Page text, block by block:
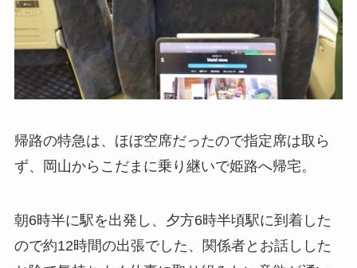
帰路の特急は、ほぼ空席だったので指定席は取ら
ず、岡山からこだまに乗り継いで姫路へ帰宅。
朝6時半に駅を出発し、夕方6時半頃駅に到着した
ので約12時間の出張でした、関係者とお話しした